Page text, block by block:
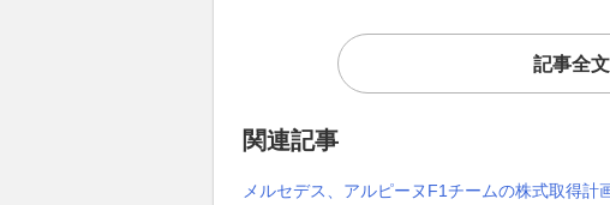
記事全
関連記事
メルセデス、アルピーヌF1チームの株式取得